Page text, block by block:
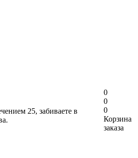
25, забиваете в
0
0
0
Корзина
заказа